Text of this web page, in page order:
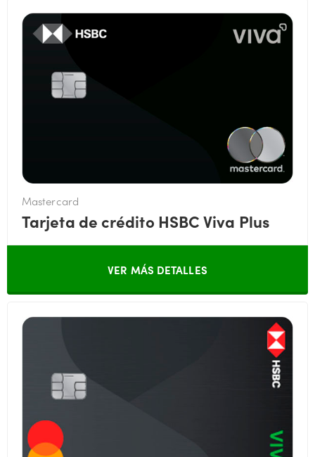
Mastercard
Tarjeta de crédito HSBC Viva Plus
VER MÁS DETALLES